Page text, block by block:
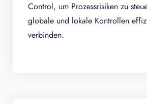
Control, um Prozessrisiken zu
globale und lokale Kontrollen
verbinden.